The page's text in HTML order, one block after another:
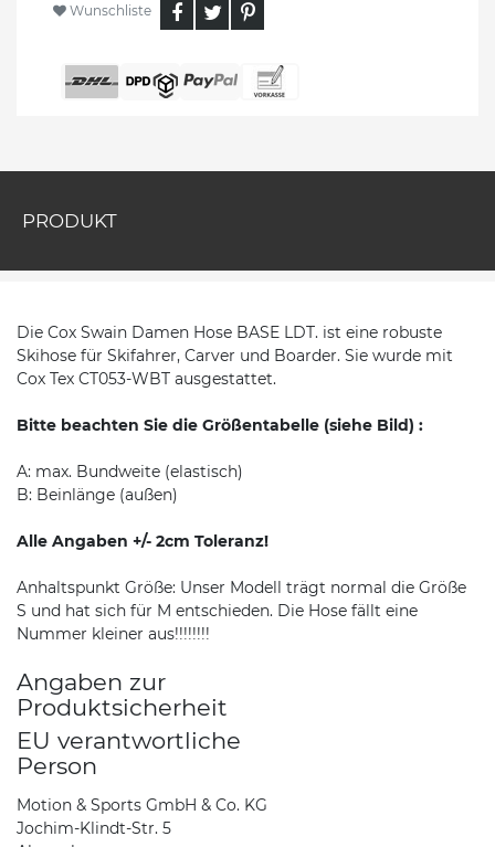
Wunschliste
PRODUKT
Die Cox Swain Damen Hose BASE LDT. ist eine robuste
Skihose für Skifahrer, Carver und Boarder. Sie wurde mit
Cox Tex CT053-WBT ausgestattet.
Bitte beachten Sie die Größentabelle (siehe Bild) :
A: max. Bundweite (elastisch)
B: Beinlänge (außen)
Alle Angaben +/- 2cm Toleranz!
Anhaltspunkt Größe: Unser Modell trägt normal die Größe
S und hat sich für M entschieden. Die Hose fällt eine
Nummer kleiner aus!!!!!!!!
Angaben zur
Produktsicherheit
EU verantwortliche
Person
Motion & Sports GmbH & Co. KG
Jochim-Klindt-Str. 5